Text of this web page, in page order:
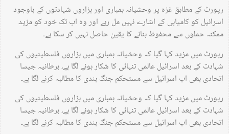
رپورٹ کے مطابق غزہ پر وحشیانہ بمباری اور ہزاروں شہادتوں کے باوجود
اسرائیل کو کامیابی کے اشارے نہیں مل رہے اور وہ اب تک خود کو مزید
ممکنہ حملوں سے محفوظ بنانے کا یقین حاصل نہیں کر سکا ہے۔
رپورٹ میں مزید کہا گیا کہ وحشیانہ بمباری میں ہزاروں فلسطینیوں کی
شہادت کے بعد اسرائیل عالمی تنہائی کا شکار ہونے لگا ہے، برطانیہ جیسا
اتحادی بھی اب اسرائیل سے مستحکم جنگ بندی کا مطالبہ کرنے لگا ہے۔
رپورٹ میں مزید کہا گیا کہ وحشیانہ بمباری میں ہزاروں فلسطینیوں کی
شہادت کے بعد اسرائیل عالمی تنہائی کا شکار ہونے لگا ہے، برطانیہ جیسا
اتحادی بھی اب اسرائیل سے مستحکم جنگ بندی کا مطالبہ کرنے لگا ہے۔